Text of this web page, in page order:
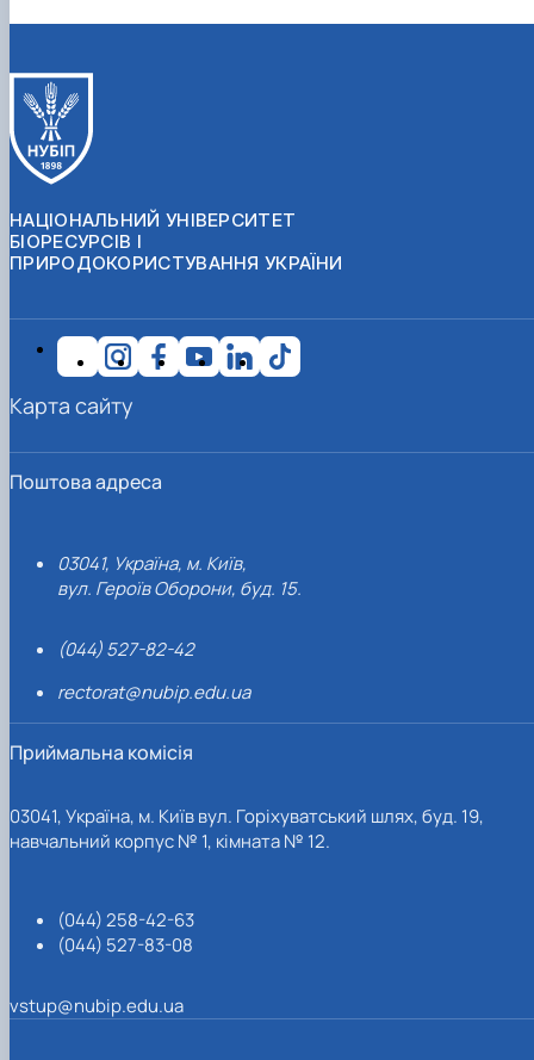
НАЦІОНАЛЬНИЙ УНІВЕРСИТЕТ
БІОРЕСУРСІВ І
ПРИРОДОКОРИСТУВАННЯ УКРАЇНИ
Поштова адреса
03041, Україна, м. Київ,
вул. Героїв Оборони, буд. 15.
(044) 527-82-42
rectorat@nubip.edu.ua
Приймальна комісія
03041, Україна, м. Київ вул. Горіхуватський шлях, буд. 19,
навчальний корпус № 1, кімната № 12.
(044) 258-42-63
(044) 527-83-08
vstup@nubip.edu.ua
Карта сайту